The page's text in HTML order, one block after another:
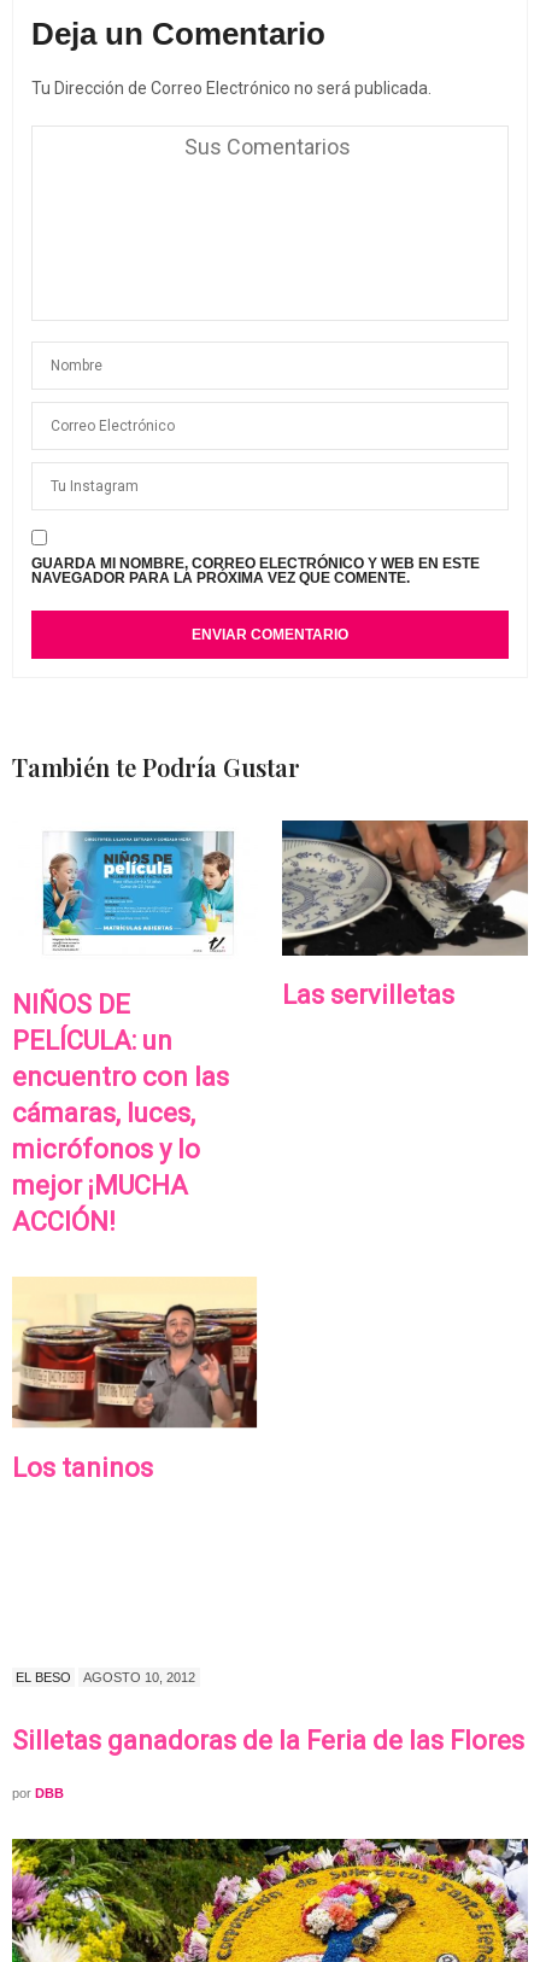
Deja un Comentario
Tu Dirección de Correo Electrónico no será publicada.
GUARDA MI NOMBRE, CORREO ELECTRÓNICO Y WEB EN ESTE
NAVEGADOR PARA LA PRÓXIMA VEZ QUE COMENTE.
También te Podría Gustar
NIÑOS DE
PELÍCULA: un
encuentro con las
cámaras, luces,
micrófonos y lo
mejor ¡MUCHA
ACCIÓN!
Las servilletas
Los taninos
EL BESO AGOSTO 10, 2012
Silletas ganadoras de la Feria de las Flores
por DBB